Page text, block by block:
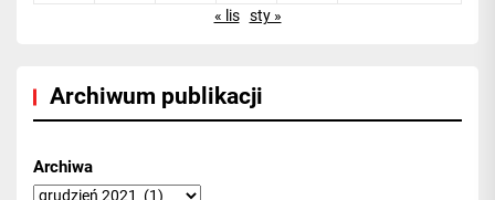
« lis sty »
Archiwum publikacji
Archiwa